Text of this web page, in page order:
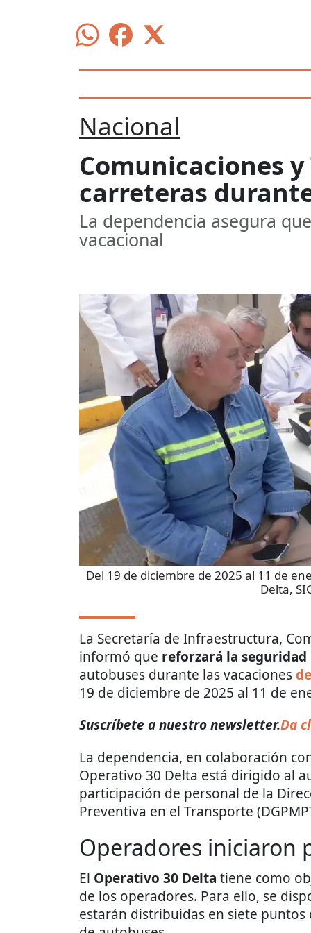
Nacional
Comunicaciones
carreteras
La dependencia asegura
vacacional
Del 19 de diciembre de 2025 al 11 de
Delta,
La Secretaría de Infraestructura,
informó que reforzará la seguridad
autobuses durante las vacaciones
19 de diciembre de 2025 al 11 de
Suscríbete a nuestro newsletter.Da
La dependencia, en colaboración
Operativo 30 Delta está dirigido al
participación de personal de la
Preventiva en el Transporte
Operadores iniciaron
El Operativo 30 Delta tiene como
de los operadores. Para ello, se
estarán distribuidas en siete